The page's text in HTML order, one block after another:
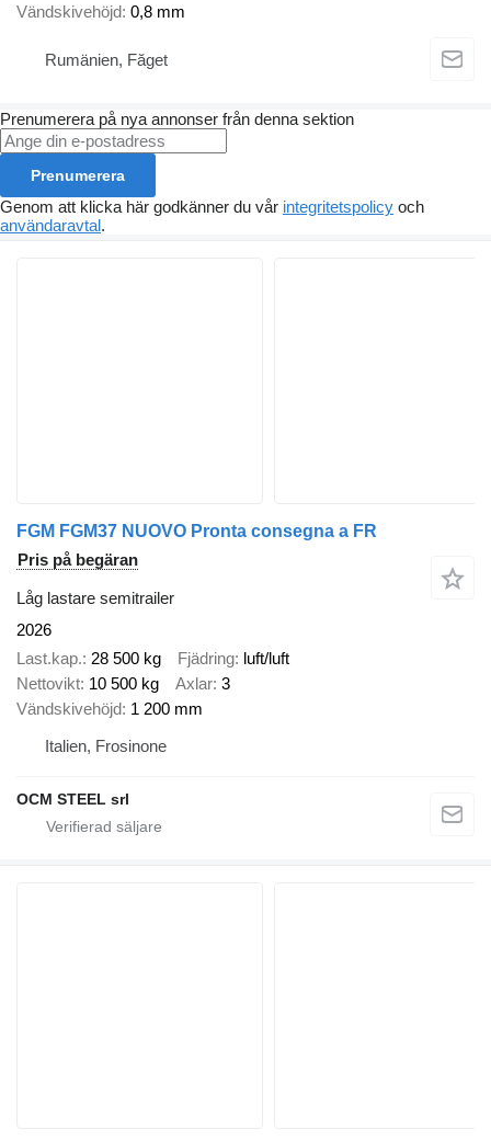
Vändskivehöjd 0,8 mm
Rumänien, Făget
Prenumerera på nya annonser från denna sektion
Prenumerera
Genom att klicka här godkänner du vår integritetspolicy och
användaravtal.
FGM FGM37 NUOVO Pronta consegna a FR
Pris på begäran
Låg lastare semitrailer
2026
Last.kap. 28 500 kg Fjädring luft/luft
Nettovikt 10 500 kg Axlar 3
Vändskivehöjd 1 200 mm
Italien, Frosinone
OCM STEEL srl